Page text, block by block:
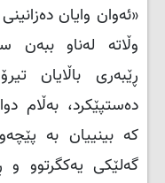
«ئەوان وایان
وڵاتە لەناو ببەن
ڕێبەری باڵایان
دەستپێکرد، بەڵام
کە بینییان بە
گەلێکی یەکگرتوو و